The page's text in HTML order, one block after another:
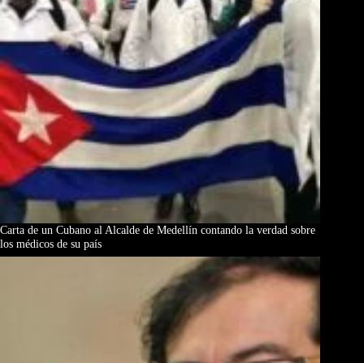
Carta de un Cubano al Alcalde de Medellín contando la verdad sobre
los médicos de su país